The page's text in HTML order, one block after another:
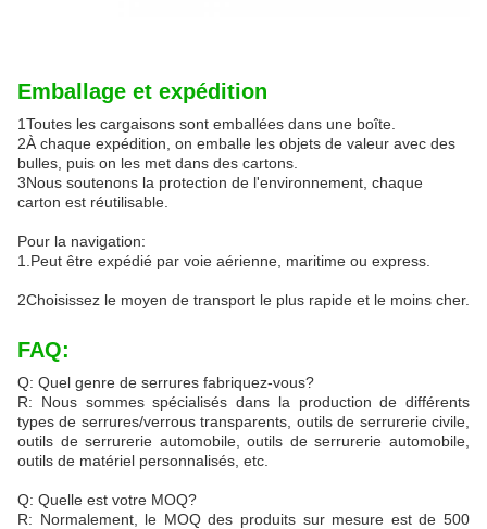
Emballage et expédition
1Toutes les cargaisons sont emballées dans une boîte.
2À chaque expédition, on emballe les objets de valeur avec des
bulles, puis on les met dans des cartons.
3Nous soutenons la protection de l'environnement, chaque
carton est réutilisable.
Pour la navigation:
1.Peut être expédié par voie aérienne, maritime ou express.
2Choisissez le moyen de transport le plus rapide et le moins cher.
FAQ:
Q: Quel genre de serrures fabriquez-vous?
R: Nous sommes spécialisés dans la production de différents
types de serrures/verrous transparents, outils de serrurerie civile,
outils de serrurerie automobile, outils de serrurerie automobile,
outils de matériel personnalisés, etc.
Q: Quelle est votre MOQ?
R: Normalement, le MOQ des produits sur mesure est de 500